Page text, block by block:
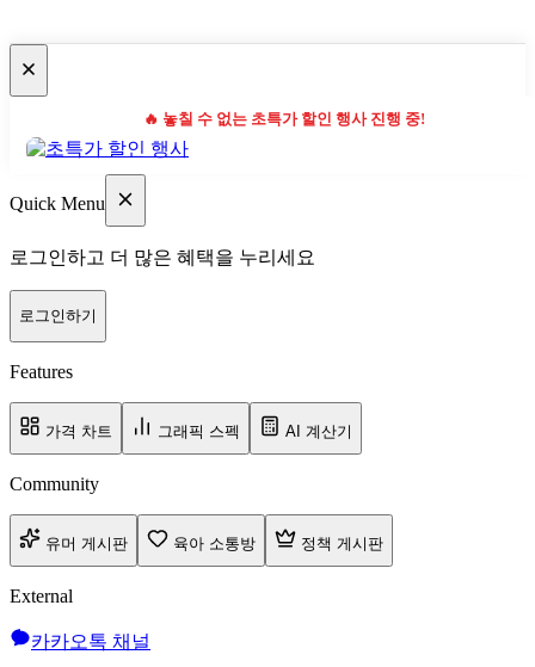
🔥 놓칠 수 없는 초특가 할인 행사 진행 중!
Quick Menu
로그인하고 더 많은 혜택을 누리세요
로그인하기
Features
가격 차트 그래픽 스펙 AI 계산기
Community
유머 게시판 육아 소통방 정책 게시판
External
카카오톡 채널